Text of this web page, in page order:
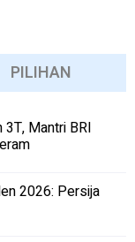
PILIHAN
Mantri BRI
2026: Persija